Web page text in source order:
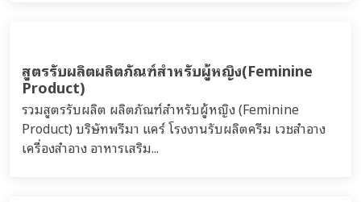
สูตรรับผลิตผลิตภัณฑ์สำหรับผู้หญิง(Feminine
Product)
รวมสูตรรับผลิต ผลิตภัณฑ์สำหรับผู้หญิง (Feminine
Product) บริษัทพรีมา แคร์ โรงงานรับผลิตครีม เวชสำอาง
เครื่องสำอาง อาหารเสริม...